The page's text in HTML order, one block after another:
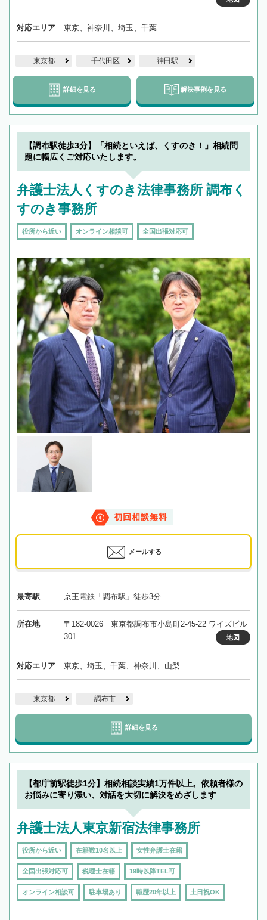
対応エリア 東京、神奈川、埼玉、千葉
東京都 千代田区 神田駅
詳細を見る 解決事例を見る
【調布駅徒歩3分】「相続といえば、くすのき！」相続問
題に幅広くご対応いたします。
弁護士法人くすのき法律事務所 調布く
すのき事務所
役所から近い オンライン相談可 全国出張対応可
初回相談無料
メールする
最寄駅 京王電鉄「調布駅」徒歩3分
所在地
〒182-0026 東京都調布市小島町2-45-22 ワイズビル
301
地図
対応エリア 東京、埼玉、千葉、神奈川、山梨
東京都 調布市
詳細を見る
【都庁前駅徒歩1分】相続相談実績1万件以上。依頼者様の
お悩みに寄り添い、対話を大切に解決をめざします
弁護士法人東京新宿法律事務所
役所から近い 在籍数10名以上 女性弁護士在籍
全国出張対応可 税理士在籍 19時以降TEL可
オンライン相談可 駐車場あり 職歴20年以上 土日祝OK